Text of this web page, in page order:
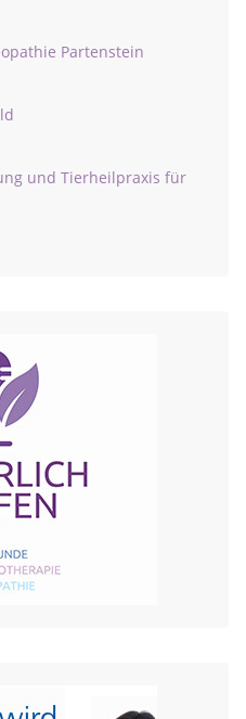
Partenstein
und Tierheilpraxis für